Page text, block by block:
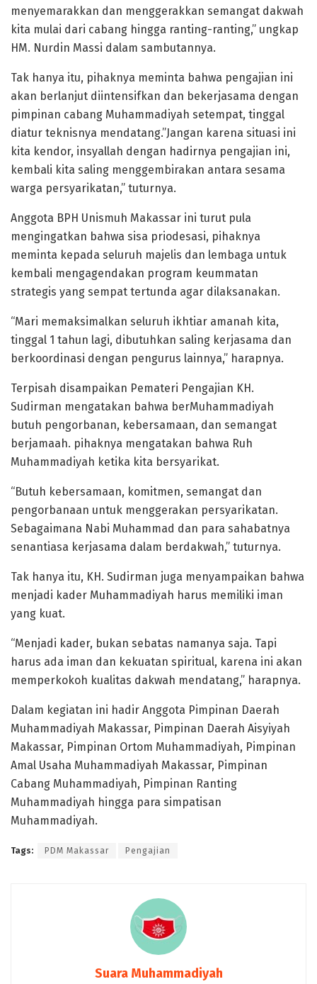
menyemarakkan dan menggerakkan semangat dakwah
kita mulai dari cabang hingga ranting-ranting,” ungkap
HM. Nurdin Massi dalam sambutannya.
Tak hanya itu, pihaknya meminta bahwa pengajian ini
akan berlanjut diintensifkan dan bekerjasama dengan
pimpinan cabang Muhammadiyah setempat, tinggal
diatur teknisnya mendatang.”Jangan karena situasi ini
kita kendor, insyallah dengan hadirnya pengajian ini,
kembali kita saling menggembirakan antara sesama
warga persyarikatan,” tuturnya.
Anggota BPH Unismuh Makassar ini turut pula
mengingatkan bahwa sisa priodesasi, pihaknya
meminta kepada seluruh majelis dan lembaga untuk
kembali mengagendakan program keummatan
strategis yang sempat tertunda agar dilaksanakan.
“Mari memaksimalkan seluruh ikhtiar amanah kita,
tinggal 1 tahun lagi, dibutuhkan saling kerjasama dan
berkoordinasi dengan pengurus lainnya,” harapnya.
Terpisah disampaikan Pemateri Pengajian KH.
Sudirman mengatakan bahwa berMuhammadiyah
butuh pengorbanan, kebersamaan, dan semangat
berjamaah. pihaknya mengatakan bahwa Ruh
Muhammadiyah ketika kita bersyarikat.
“Butuh kebersamaan, komitmen, semangat dan
pengorbanaan untuk menggerakan persyarikatan.
Sebagaimana Nabi Muhammad dan para sahabatnya
senantiasa kerjasama dalam berdakwah,” tuturnya.
Tak hanya itu, KH. Sudirman juga menyampaikan bahwa
menjadi kader Muhammadiyah harus memiliki iman
yang kuat.
“Menjadi kader, bukan sebatas namanya saja. Tapi
harus ada iman dan kekuatan spiritual, karena ini akan
memperkokoh kualitas dakwah mendatang,” harapnya.
Dalam kegiatan ini hadir Anggota Pimpinan Daerah
Muhammadiyah Makassar, Pimpinan Daerah Aisyiyah
Makassar, Pimpinan Ortom Muhammadiyah, Pimpinan
Amal Usaha Muhammadiyah Makassar, Pimpinan
Cabang Muhammadiyah, Pimpinan Ranting
Muhammadiyah hingga para simpatisan
Muhammadiyah.
Tags: PDM Makassar Pengajian
Suara Muhammadiyah